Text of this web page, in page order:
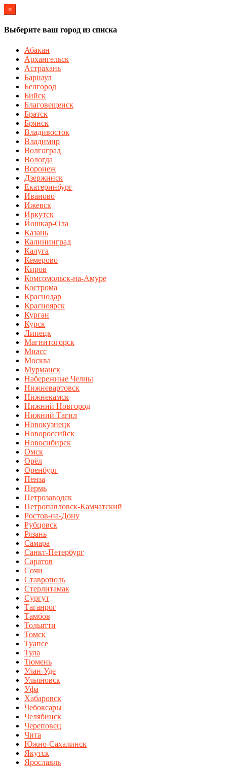
×
Выберите ваш город из списка
Абакан
Архангельск
Астрахань
Барнаул
Белгород
Бийск
Благовещенск
Братск
Брянск
Владивосток
Владимир
Волгоград
Вологда
Воронеж
Дзержинск
Екатеринбург
Иваново
Ижевск
Иркутск
Йошкар-Ола
Казань
Калининград
Калуга
Кемерово
Киров
Комсомольск-на-Амуре
Кострома
Краснодар
Красноярск
Курган
Курск
Липецк
Магнитогорск
Миасс
Москва
Мурманск
Набережные Челны
Нижневартовск
Нижнекамск
Нижний Новгород
Нижний Тагил
Новокузнецк
Новороссийск
Новосибирск
Омск
Орёл
Оренбург
Пенза
Пермь
Петрозаводск
Петропавловск-Камчатский
Ростов-на-Дону
Рубцовск
Рязань
Самара
Санкт-Петербург
Саратов
Сочи
Ставрополь
Стерлитамак
Сургут
Таганрог
Тамбов
Тольятти
Томск
Туапсе
Тула
Тюмень
Улан-Уде
Ульяновск
Уфа
Хабаровск
Чебоксары
Челябинск
Череповец
Чита
Южно-Сахалинск
Якутск
Ярославль